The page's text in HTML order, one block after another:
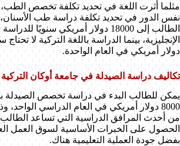
مثلما أثرت اللغة في تحديد تكلفة تخصص الطب،
نفس الدور في تحديد تكلفة دراسة طب
الطالب إلى 18000 دولار أمريكي سنويًا
دولار أمريكي في العام الواحدة.
تكاليف دراسة الصيدلة في جامعة أوكان التركية
يمكن للطالب البدء في دراسة تخصص الصيدلة
8000 دولار أمريكي في العام الدراسي الواحد،
من أحدث المرافق الدراسية التي تساعد
الحصول على الخبرات الأساسية لسوق العمل
بفضل جودة العملية التعليمية هناك.